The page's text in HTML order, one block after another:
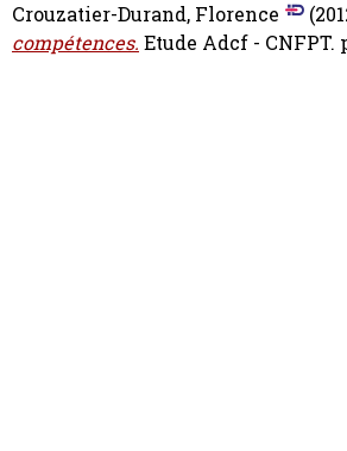
Crouzatier-Durand, Florence
compétences. Etude Adcf - CNFPT.